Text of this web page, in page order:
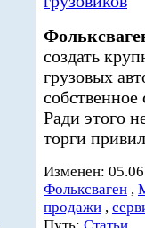
создать
грузовых
собственное
Ради этого
торги
Изменен:
Фольксваген ,
продажи ,